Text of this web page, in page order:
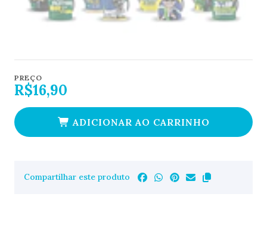
PREÇO
R$16,90
ADICIONAR AO CARRINHO
Compartilhar este produto